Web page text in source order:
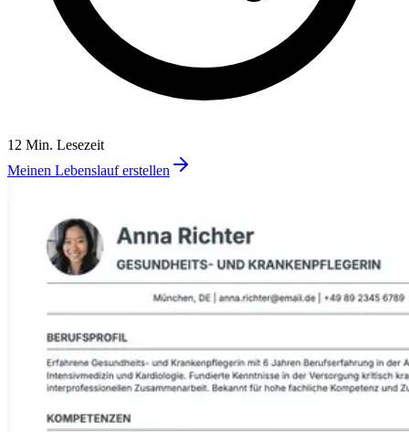
12 Min. Lesezeit
Meinen Lebenslauf erstellen